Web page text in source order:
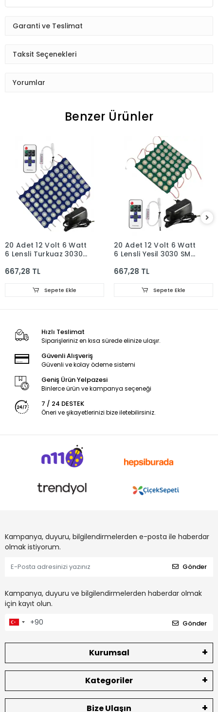
Garanti ve Teslimat
Taksit Seçenekleri
Yorumlar
Benzer Ürünler
20 Adet 12 Volt 6 Watt
6 Lensli Turkuaz 3030
Renk RF Dimmer 3A Priz
667,28 TL
Sepete Ekle
20 Adet 12 Volt 6 Watt
6 Lensli Yeşil 3030 SMD
Renk RF Dimmer 3A Priz
667,28 TL
Sepete Ekle
Hızlı Teslimat
Siparişleriniz en kısa sürede elinize ulaşır.
Güvenli Alışveriş
Güvenli ve kolay ödeme sistemi
Geniş Ürün Yelpazesi
Binlerce ürün ve kampanya seçeneği
7 / 24 DESTEK
Öneri ve şikayetlerinizi bize iletebilirsiniz.
Kampanya, duyuru, bilgilendirmelerden e-posta ile haberdar
olmak istiyorum.
Gönder
Kampanya, duyuru ve bilgilendirmelerden haberdar olmak
için kayıt olun.
Gönder
Kurumsal
Kategoriler
Bize Ulaşın